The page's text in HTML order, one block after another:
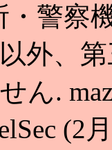
・警察
外、
ん.
(2